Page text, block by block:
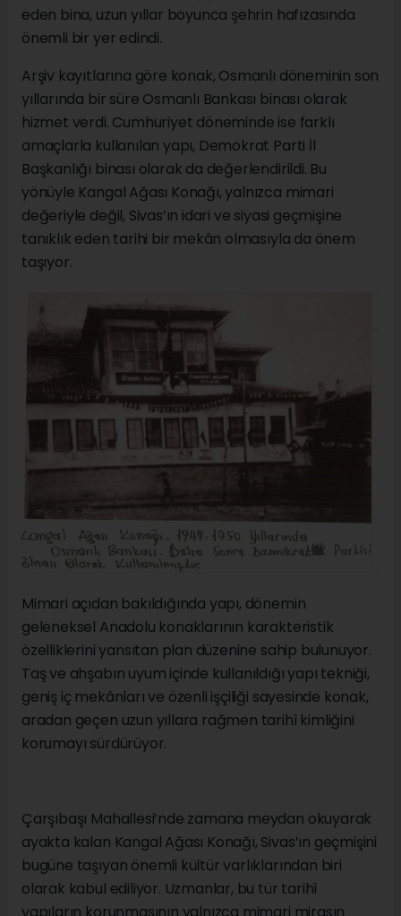
eden bina, uzun yıllar boyunca şehrin hafızasında
önemli bir yer edindi.
Arşiv kayıtlarına göre konak, Osmanlı döneminin son
yıllarında bir süre Osmanlı Bankası binası olarak
hizmet verdi. Cumhuriyet döneminde ise farklı
amaçlarla kullanılan yapı, Demokrat Parti İl
Başkanlığı binası olarak da değerlendirildi. Bu
yönüyle Kangal Ağası Konağı, yalnızca mimari
değeriyle değil, Sivas’ın idari ve siyasi geçmişine
tanıklık eden tarihi bir mekân olmasıyla da önem
taşıyor.
Mimari açıdan bakıldığında yapı, dönemin
geleneksel Anadolu konaklarının karakteristik
özelliklerini yansıtan plan düzenine sahip bulunuyor.
Taş ve ahşabın uyum içinde kullanıldığı yapı tekniği,
geniş iç mekânları ve özenli işçiliği sayesinde konak,
aradan geçen uzun yıllara rağmen tarihî kimliğini
korumayı sürdürüyor.
Çarşıbaşı Mahallesi’nde zamana meydan okuyarak
ayakta kalan Kangal Ağası Konağı, Sivas’ın geçmişini
bugüne taşıyan önemli kültür varlıklarından biri
olarak kabul ediliyor. Uzmanlar, bu tür tarihî
yapıların korunmasının yalnızca mimari mirasın